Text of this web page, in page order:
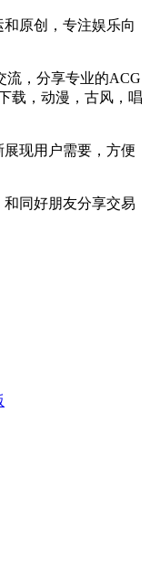
原创，专注娱乐向
流，分享专业的ACG
载，动漫，古风，唱
现用户需要，方便
同好朋友分享交易